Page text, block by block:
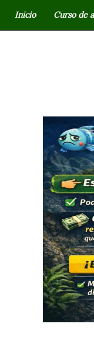
Inicio Curso de